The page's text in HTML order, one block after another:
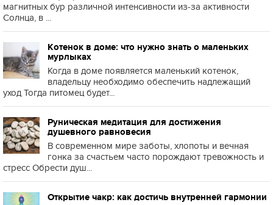
магнитных бур различной интенсивности из-за активности
Солнца, в ...
Котенок в доме: что нужно знать о маленьких
мурлыках
Когда в доме появляется маленький котенок,
владельцу необходимо обеспечить надлежащий
уход Тогда питомец будет...
Руническая медитация для достижения
душевного равновесия
В современном мире заботы, хлопоты и вечная
гонка за счастьем часто порождают тревожность и
стресс Обрести душ...
Открытие чакр: как достичь внутренней гармонии